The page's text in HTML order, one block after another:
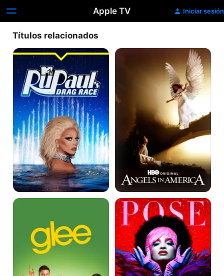
Apple TV Iniciar sesión
Títulos relacionados
RuPaul's
Drag
Race
Angels
Glee Pose